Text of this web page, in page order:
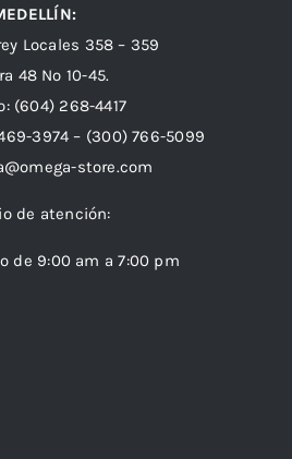
Locales 358 – 359
48 Nº 10-45.
(604) 268-4417
3974 – (300) 766-5099
store.com
de atención:
de 9:00 am a 7:00 pm